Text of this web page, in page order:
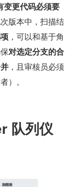
变更代码必须要
版本中，扫描结
，可以和基于角
对选定分支的合
，且审核员必须
）。
队列仪